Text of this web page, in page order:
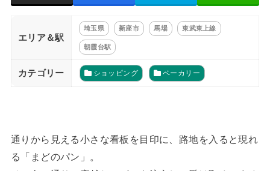
エリア＆駅
埼玉県 新座市 馬場 東武東上線
朝霞台駅
カテゴリー ショッピング ベーカリー
通りから見える小さな看板を目印に、路地を入ると現れ
る「まどのパン」。